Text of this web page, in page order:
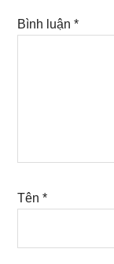
Bình luận*
Tên*